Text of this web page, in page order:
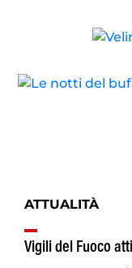
ATTUALITÀ
Vigili del Fuoco